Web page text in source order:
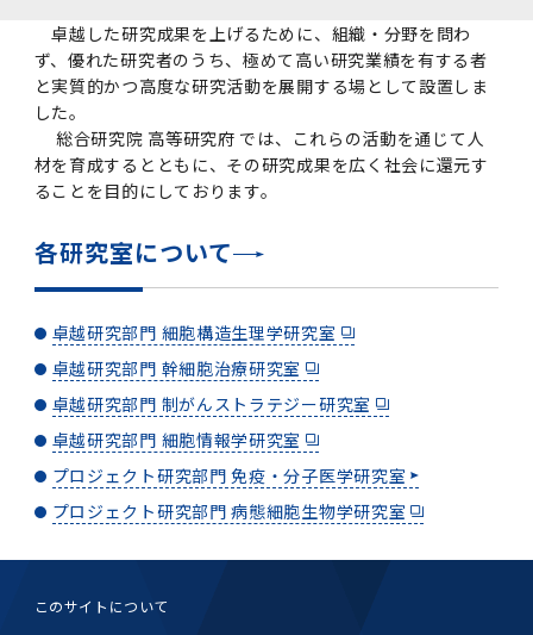
沿革
建物沿革
学生歌
ブランド
学問と教育の聖地 湯島に建つ東京医科歯科大
学
教育について
研究について
東京医科歯科大学の誓い
世界大学ランキング
アクセストップ
キャンパスマップ
運営組織
運営組織トップ
学長・役員
副学長
理事･監事
役員会
経営協議会
教育研究評議会
広報誌・刊行物
大学紹介動画
大学紹介動画トップ
大学紹介動画
キャンパスライフ編
留学制度編
多職種連携教育編
大学概要（冊子）
統合報告書
広報誌
広報誌トップ
広報誌「Bloom! 医科歯科大」
大学案内 【受験生向け】（冊子）
写真で綴る 東京医科歯科大学
大学の計画と評価トップ
大学評価の制度について
大学評価の制度についてトップ
概説
１．国立大学法人評価
２．大学認証評価
1-1．第４期中期目標・中期計画等について【6
年間】
1-1．第４期中期目標・中期計画等について【6
第１期 中期目標・中期計画等について
1-2.年度計画・年度評価等について【第1期～
1-2.年度計画・年度評価等について【第1期～
2．認証評価
四大学連合
四大学連合トップ
四大学連合憲章等
四大学連合憲章等トップ
四大学連合憲章
「大学院学生の教育研究交流」に関する協定書
複合領域コース(四大学共通)
複合領域コース(四大学共通)トップ
複合領域コースについて
複合領域コース（東京医科歯科大学）
三大学連合（外部サイト）
情報公開・個人情報
情報公開・個人情報トップ
情報公開制度
個人情報保護制度
統合報告書
東京医科歯科大学ＳＤＧｓ推進宣言
男性職員の育児休業等取得推進宣言
ダイバーシティ
ダイバーシティトップ
コンプライアンス・ハラスメント
学部入学案内トップ
アドミッション・ポリシー
入試制度トップ
学部入試の変更点（予告）
入試データ
これまでの学部入試変更点
学部などについて
学部などについてトップ
ILA国府台
医学部
歯学部
生体材料工学研究所
学生生活などについて
学生生活などについてトップ
授業料・入学料・検定料
奨学金について
入学料・授業料の免除・徴収猶予について
イベント
イベントトップ
オープンキャンパス
医学部医学科サマープログラム
資料請求
合格発表
試験問題及び解答例等の公表
大学院入学案内
大学院入学案内トップ
募集要項トップ
医歯学総合研究科
保健衛生学研究科
FAQ
医歯学総合研究科博士課程 国際連携専攻（ジ
WEB出願
アドミッション・ポリシー
過去の試験問題・入試データ
TOEFL-ITP試験結果（スコアレポート）の返
却について
聴講生・科目等履修生および大学院研究生募集
トップ
歯学部
生体材料工学研究所
難治疾患研究所
今後の博士学生向け支援制度について
令和8年度（2026年度）総合知と癒しの次世代
フロントランナー育成プログラム Science
Tokyo Post-SPRING(医歯学系)春募集につい
て
代フロントランナー育成プログラム Science
Tokyo SPRING(医歯学系)」対象学生の春募集
について
Call for Applications to Science Tokyo
Post-SPRING（MD）Program for the 2026
Academic Year by Eligible Students
Call for Applications to Science Tokyo
Science Tokyo BOOST (医歯学系)トップ
令和8年度（2026年度）トップレベルAI研究の
ための共創型エキスパート人材育成プログラム
対象学生（Science Tokyo BOOST（医歯学
系）生）の募集について
エキスパート人材育成プログラム対象学生（医
歯学系-BOOST生）の募集について
令和６年度（2024年度）TMDUトップレベル
AI研究のための共創型エキスパート人材育成プ
ログラム 対象学生（TMDU-BOOST生）の募
集について
CS（クリニシャン・サイエンティスト）養成支
援制度
CS（クリニシャン・サイエンティスト）養成支
援制度トップ
令和８年度（2026年度）CS（クリニシャン・
て
Call for Applications for the Clinician
Scientist (CS) Training Support Program
for Academic Year 2026
授業・カリキュラム
授業・カリキュラムトップ
教育要項（学部シラバス）
履修要項（大学院シラバス）
保健衛生学研究科科目等履修生について
入学料・授業料・奨学金
授業料・入学料・検定料
授業料・入学料・検定料トップ
授業料・入学料・検定料
(Admission & Tuition
入学料・授業料免除・徴収猶予について
(Admission & Tuition
Exemption/Deferment)
(Admission & Tuition
学生生活サポート
学生生活サポートトップ
アルバイトについて
各種支援制度
就職・キャリア支援
教育理念トップ
ポリシー
医学部（医学科･保健衛生学科）
歯学部（歯学科･口腔保健学科）
大学院医歯学総合研究科
大学院保健衛生学研究科
医学部（医学科･保健衛生学科）トップ
医学科
保健衛生学科 【看護学専攻】
保健衛生学科 【検査技術学専攻】
歯学部（歯学科･口腔保健学科）
歯学部（歯学科･口腔保健学科）トップ
歯学科
口腔保健学科【口腔保健衛生学専攻】
口腔保健学科【口腔保健工学専攻】
大学院医歯学総合研究科
大学院医歯学総合研究科トップ
修士課程 医歯理工保健学専攻
修士課程 医歯理工保健学専攻【医療管理政策
大学院保健衛生学研究科
大学院保健衛生学研究科トップ
博士課程看護先進科学専攻
医学部（医学科･保健衛生学科）
歯学部（歯学科･口腔保健学科）
教養部トップ
公開講座・公開シンポジウム・講演会等のお知
らせ
ILA国府台担当教員一覧
大学院医歯学総合研究科
大学院医歯学総合研究科トップ
修士課程 医歯理工保健学専攻
修士課程 医歯理工保健学専攻トップ
概要
修士課程 医歯理工保健学専攻【医療管理政策
学（MMA）コース】
スリーダー養成 (MPH) コース
大学院保健衛生学研究科
大学院保健衛生学研究科トップ
研究科長挨拶
概要
寄附講座・寄附部門一覧
ジョイントリサーチ講座・ジョイントリサーチ
部門一覧
医科（医系診療部門）
歯科（歯系診療部門）
研究・連携トップ
外部資金
研究費獲得支援
産学官連携
e-Rad 府省共通研究開発管理システム(外部サ
イト)
科研費電子申請システム(外部サイト)
研究手続きトップ
倫理審査申請システム
利益相反申告システム(学外利用時VPN必要)
臨床研究審査委員会申請システム
実験計画書のWeb申請システム(学外利用時
研究活動
研究活動トップ
研究情報データベース
機関リポジトリ
研究テーマ検索
研究組織
研究組織トップ
若手研究者支援センター（YISC）
重点研究領域
取り組み・規制
取り組み・規制トップ
研究不正の防止
事務部
事務部トップ
国際交流
大学基金
企業・研究者・一般の方
アクセス 学内サイト
卓越した研究成果を上げるために、組織・分野を問わ
ず、優れた研究者のうち、極めて高い研究業績を有する者
と実質的かつ高度な研究活動を展開する場として設置しま
した。
総合研究院 高等研究府 では、これらの活動を通じて人
材を育成するとともに、その研究成果を広く社会に還元す
ることを目的にしております。
各研究室について
卓越研究部門 細胞構造生理学研究室
卓越研究部門 幹細胞治療研究室
卓越研究部門 制がんストラテジー研究室
卓越研究部門 細胞情報学研究室
プロジェクト研究部門 免疫・分子医学研究室
プロジェクト研究部門 病態細胞生物学研究室
このサイトについて